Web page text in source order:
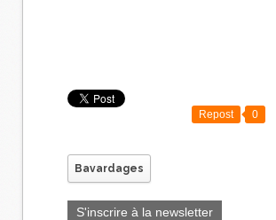
Repost 0
Bavardages
S'inscrire à la newsletter